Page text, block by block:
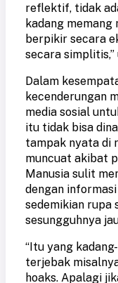
reflektif, tidak
kadang memang
berpikir secara
secara simplitis,”
Dalam
kecenderungan
media sosial
itu tidak bisa
tampak nyata di
muncuat akibat
Manusia sulit
dengan
sedemikian rupa
sesungguhnya
“Itu yang
terjebak
hoaks. Apalagi